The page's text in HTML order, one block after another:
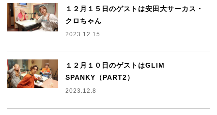
１２月１５日のゲストは安田大サーカス・
クロちゃん
2023.12.15
１２月１０日のゲストはGLIM
SPANKY（PART2）
2023.12.8